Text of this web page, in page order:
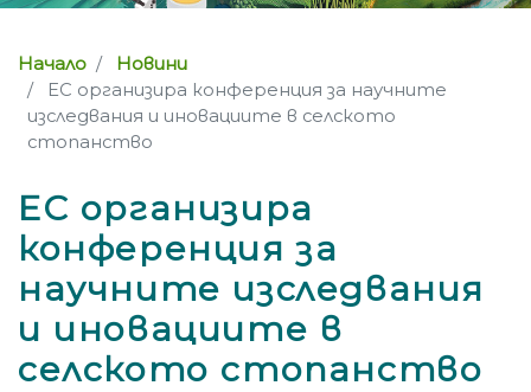
Начало
Новини
ЕС организира конференция за научните
изследвания и иновациите в селското
стопанство
ЕС организира
конференция за
научните изследвания
и иновациите в
селското стопанство